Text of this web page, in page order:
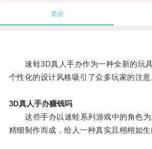
简介
速蛙3D真人手办作为一种全新的玩具
个性化的设计风格吸引了众多玩家的注意
3D真人手办赚钱吗
这些手办以速蛙系列游戏中的角色为
精细制作而成，给人一种真实且栩栩如生